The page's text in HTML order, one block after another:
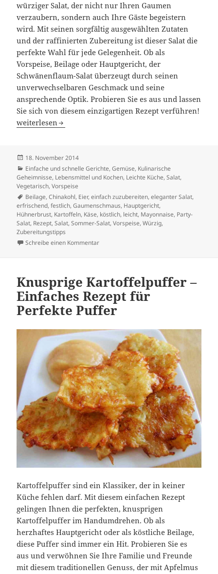
würziger Salat, der nicht nur Ihren Gaumen
verzaubern, sondern auch Ihre Gäste begeistern
wird. Mit seinen sorgfältig ausgewählten Zutaten
und der raffinierten Zubereitung ist dieser Salat die
perfekte Wahl für jede Gelegenheit. Ob als
Vorspeise, Beilage oder Hauptgericht, der
Schwänenflaum-Salat überzeugt durch seinen
unverwechselbaren Geschmack und seine
ansprechende Optik. Probieren Sie es aus und lassen
Sie sich von diesem einzigartigen Rezept verführen!
Schwänenflaum-Salat: Ein eleganter Genuss für jede
weiterlesen
Veröffentlicht
am
18. November 2014
Kategorien
Einfache und schnelle Gerichte,Gemüse, Kulinarische
Geheimnisse, Lebensmittel und Kochen, Leichte Küche,Salat,
Vegetarisch,Vorspeise
Schlagwörter
Beilage,Chinakohl, Eier,einfach zuzubereiten,eleganter Salat,
erfrischend,festlich,Gaumenschmaus, Hauptgericht,
Hühnerbrust, Kartoffeln, Käse, köstlich, leicht, Mayonnaise, Party-
Salat, Rezept,Salat,Sommer-Salat,Vorspeise,Würzig,
Zubereitungstipps
Schreibe einen Kommentarzu Schwänenflaum-Salat: Ein eleganter
Knusprige Kartoffelpuffer –
Einfaches Rezept für
Perfekte Puffer
Kartoffelpuffer sind ein Klassiker, der in keiner
Küche fehlen darf. Mit diesem einfachen Rezept
gelingen Ihnen die perfekten, knusprigen
Kartoffelpuffer im Handumdrehen. Ob als
herzhaftes Hauptgericht oder als köstliche Beilage,
diese Puffer sind immer ein Hit. Probieren Sie es
aus und verwöhnen Sie Ihre Familie und Freunde
mit diesem traditionellen Genuss, der mit Apfelmus